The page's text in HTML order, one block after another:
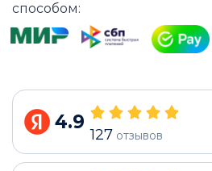
способом:
4.9
127 отзывов